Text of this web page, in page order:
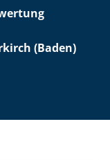
(Baden)